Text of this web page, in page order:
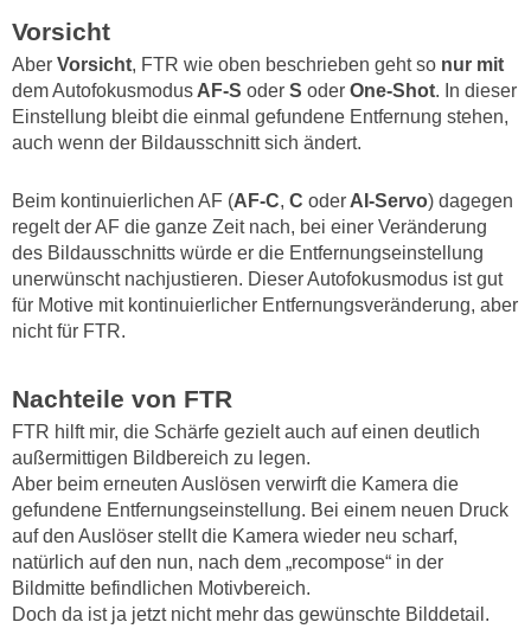
Vorsicht
Aber Vorsicht, FTR wie oben beschrieben geht so nur mit
dem Autofokusmodus AF-S oder S oder One-Shot. In dieser
Einstellung bleibt die einmal gefundene Entfernung stehen,
auch wenn der Bildausschnitt sich ändert.
Beim kontinuierlichen AF (AF-C, C oderAI-Servo) dagegen
regelt der AF die ganze Zeit nach, bei einer Veränderung
des Bildausschnitts würde er die Entfernungseinstellung
unerwünscht nachjustieren. Dieser Autofokusmodus ist gut
für Motive mit kontinuierlicher Entfernungsveränderung, aber
nicht für FTR.
Nachteile von FTR
FTR hilft mir, die Schärfe gezielt auch auf einen deutlich
außermittigen Bildbereich zu legen.
Aber beim erneuten Auslösen verwirft die Kamera die
gefundene Entfernungseinstellung. Bei einem neuen Druck
auf den Auslöser stellt die Kamera wieder neu scharf,
natürlich auf den nun, nach dem „recompose“ in der
Bildmitte befindlichen Motivbereich.
Doch da ist ja jetzt nicht mehr das gewünschte Bilddetail.